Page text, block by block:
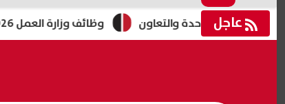
عاجل وظائف وزارة العمل 2026.. فرص جديدة للشباب برواتب تصل لـ12.5 ألف جنيه الوحدة والتعاون